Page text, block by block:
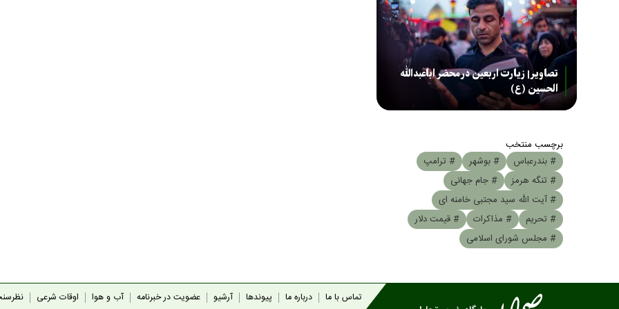
تصاویر| زیارت اربعین در محضر اباعبدالله
الحسین (ع)
برچسب منتخب
# بندرعباس
# بوشهر
# ترامپ
# تنگه هرمز
# جام جهانی
# آیت الله سید مجتبی خامنه ای
# تحریم
# مذاکرات
# قیمت دلار
# مجلس شورای اسلامی
تماس با ما درباره ما پیوندها آرشیو عضویت در خبرنامه آب و هوا اوقات شرعی